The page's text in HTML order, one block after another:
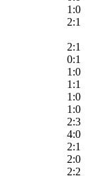
1:0
2:1
2:1
0:1
1:0
1:1
1:0
1:0
2:3
4:0
2:1
2:0
2:2